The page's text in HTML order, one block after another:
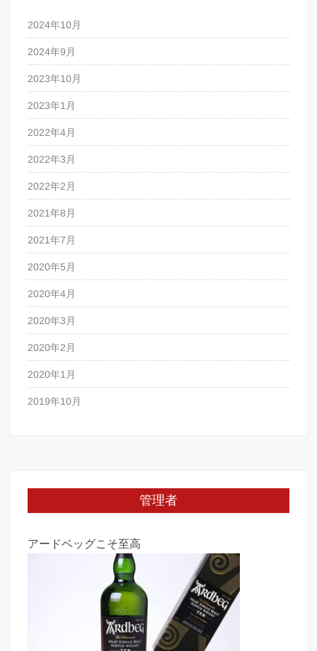
2024年10月
2024年9月
2023年10月
2023年1月
2022年4月
2022年3月
2022年2月
2021年8月
2021年7月
2020年5月
2020年4月
2020年3月
2020年2月
2020年1月
2019年10月
管理者
アードベッグこそ至高